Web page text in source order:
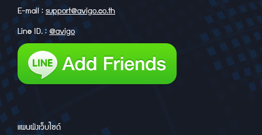
E-mail :support@avigo.co.th
Line ID. :@avigo
แผนผังเว็บไซด์